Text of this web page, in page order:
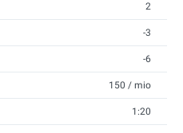
2
-3
-6
150 / mio
1:20